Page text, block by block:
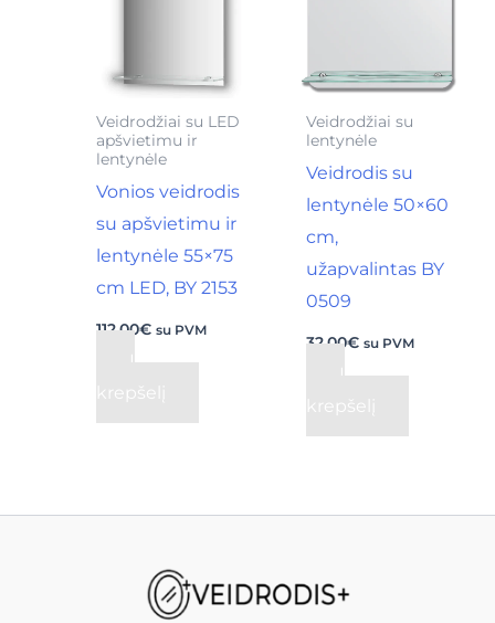
Veidrodžiai su LED
apšvietimu ir
lentynėle
Vonios veidrodis
su apšvietimu ir
lentynėle 55×75
cm LED, BY 2153
112,00€ su PVM
Į
krepšelį
Veidrodžiai su
lentynėle
Veidrodis su
lentynėle 50×60
cm,
užapvalintas BY
0509
32,00€ su PVM
Į
krepšelį